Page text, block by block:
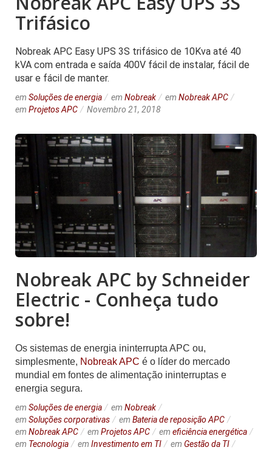
Trifásico
Nobreak APC Easy UPS 3S trifásico de 10Kva até 40
kVA com entrada e saída 400V fácil de instalar, fácil de
usar e fácil de manter.
em Soluções de energia em Nobreak em Nobreak APC
em Projetos APC Novembro 21, 2018
Nobreak APC by Schneider
Electric - Conheça tudo
sobre!
Os sistemas de energia ininterrupta APC ou,
simplesmente, Nobreak APC é o líder do mercado
mundial em fontes de alimentação ininterruptas e
energia segura.
em Soluções de energia em Nobreak
em Soluções corporativas em Bateria de reposição APC
em Nobreak APC em Projetos APC em eficiência energética
em Tecnologia em Investimento em TI em Gestão da TI